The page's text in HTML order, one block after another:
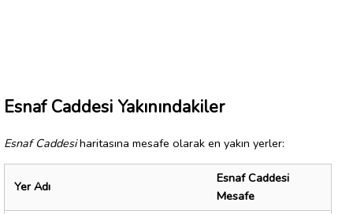
Esnaf Caddesi Yakınındakiler
Esnaf Caddesiharitasına mesafe olarak en yakın yerler:
Yer Adı
Esnaf Caddesi
Mesafe